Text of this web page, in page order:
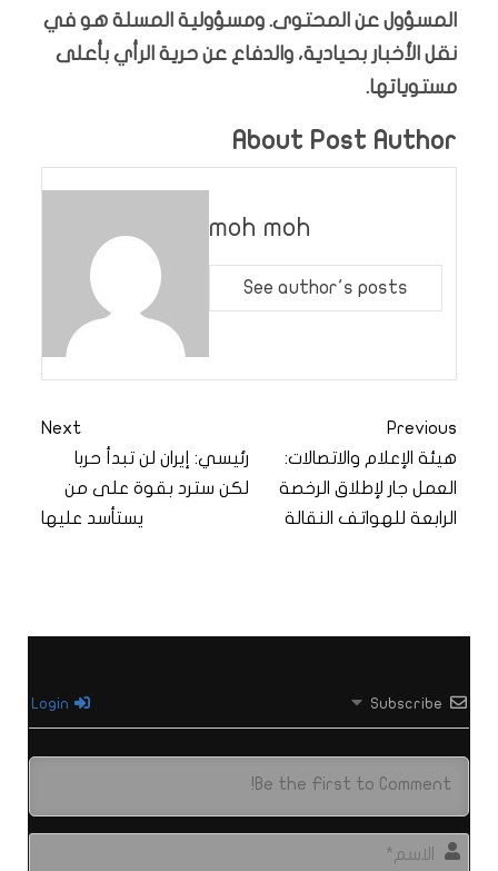
المسؤول عن المحتوى. ومسؤولية المسلة هو في
نقل الأخبار بحيادية، والدفاع عن حرية الرأي بأعلى
مستوياتها.
About Post Author
moh moh
See author's posts
Previous
هيئة الإعلام والاتصالات:
العمل جار لإطلاق الرخصة
الرابعة للهواتف النقالة
Next
رئيسي: إيران لن تبدأ حربا
لكن سترد بقوة على من
يستأسد عليها
Subscribe